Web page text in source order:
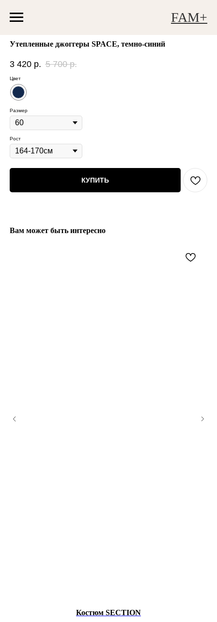
FAM+
Утепленные джоггеры SPACE, темно-синий
3 420 р. 5 700 р.
Цвет
Размер
Рост
КУПИТЬ
Вам может быть интересно
Костюм SECTION